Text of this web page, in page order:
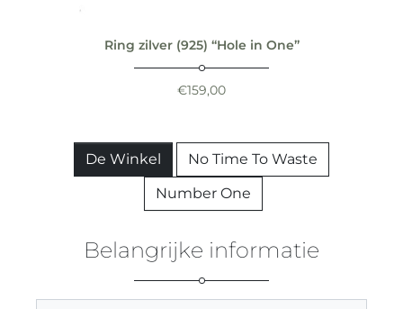
Ring zilver (925) “Hole in One”
€159,00
De Winkel
No Time To Waste
Number One
Belangrijke informatie